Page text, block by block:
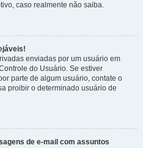
caso realmente não saiba.
enviadas por um usuário em
do Usuário. Se estiver
parte de algum usuário, contate o
proibir o determinado usuário de
de e-mail com assuntos